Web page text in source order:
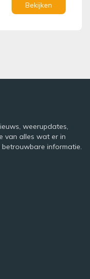
Bekijken
weerupdates,
van alles wat er in
informatie.